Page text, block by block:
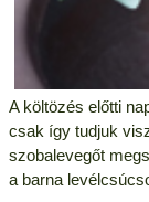
A költözés előtti
csak így tudjuk
szobalevegőt
a barna